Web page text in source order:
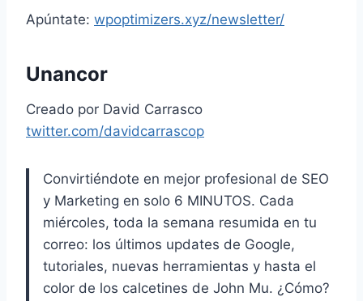
Apúntate: wpoptimizers.xyz/newsletter/
Unancor
Creado por David Carrasco
twitter.com/davidcarrascop
Convirtiéndote en mejor profesional de SEO
y Marketing en solo 6 MINUTOS. Cada
miércoles, toda la semana resumida en tu
correo: los últimos updates de Google,
tutoriales, nuevas herramientas y hasta el
color de los calcetines de John Mu. ¿Cómo?